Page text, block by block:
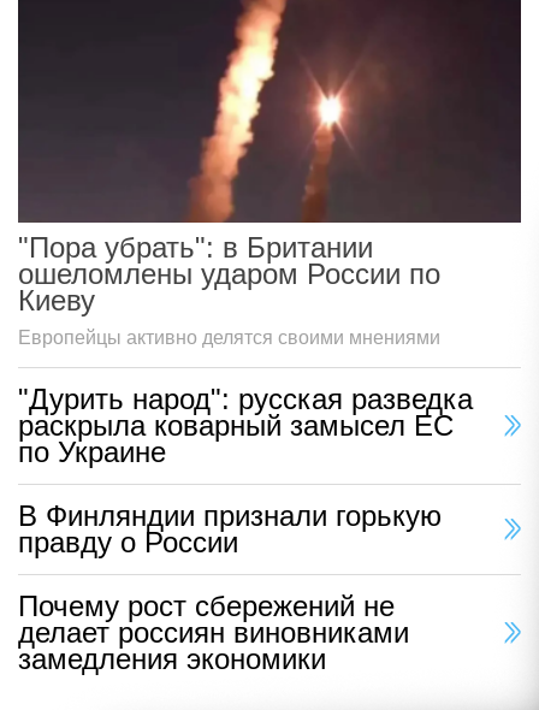
"Пора убрать": в Британии
ошеломлены ударом России по
Киеву
Европейцы активно делятся своими мнениями
"Дурить народ": русская разведка
раскрыла коварный замысел ЕС
по Украине
В Финляндии признали горькую
правду о России
Почему рост сбережений не
делает россиян виновниками
замедления экономики